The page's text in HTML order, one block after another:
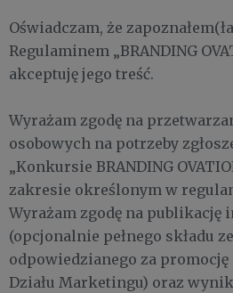
Oświadczam, że
Regulaminem „BRANDING
akceptuję jego treść.
Wyrażam zgodę na
osobowych na potrzeby
„Konkursie BRANDING
zakresie określonym w
Wyrażam zgodę na publikację
(opcjonalnie pełnego składu
odpowiedzianego za
Działu Marketingu) oraz